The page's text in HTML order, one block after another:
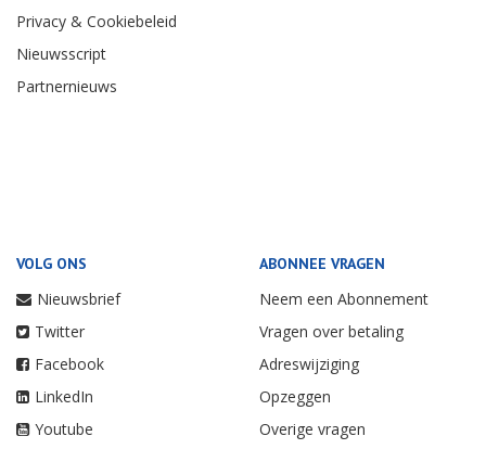
Privacy & Cookiebeleid
Nieuwsscript
Partnernieuws
VOLG ONS
Nieuwsbrief
Twitter
Facebook
LinkedIn
Youtube
ABONNEE VRAGEN
Neem een Abonnement
Vragen over betaling
Adreswijziging
Opzeggen
Overige vragen